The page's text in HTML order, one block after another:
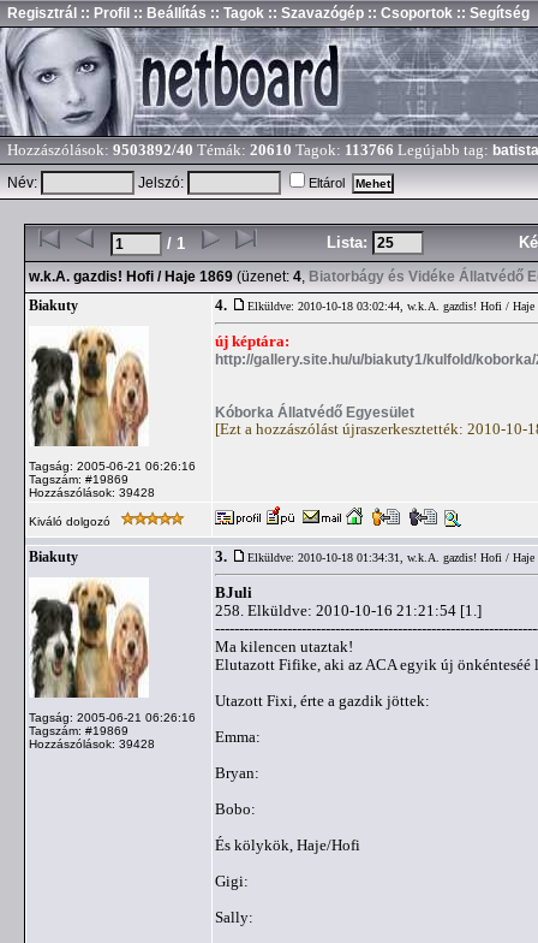
Regisztrál :: Profil :: Beállítás :: Tagok :: Szavazógép :: Csoportok :: Segítség
Hozzászólások: 9503892/40 Témák: 20610 Tagok: 113766 Legújabb tag: batista
Név:
Jelszó: Eltárol
/ 1 Lista:
w.k.A. gazdis! Hofi / Haje 1869 (üzenet: 4, Biatorbágy és Vidéke Állatvédő
Biakuty
Tagság: 2005-06-21 06:26:16
Tagszám: #19869
Hozzászólások: 39428
4. Elküldve: 2010-10-18 03:02:44, w.k.A. gazdis! Hofi / Haje
új képtára:
http://gallery.site.hu/u/biakuty1/kulfold/
Kóborka Állatvédő Egyesület
[Ezt a hozzászólást újraszerkesztették: 2010-10-
Kiváló dolgozó
Biakuty
Tagság: 2005-06-21 06:26:16
Tagszám: #19869
Hozzászólások: 39428
3. Elküldve: 2010-10-18 01:34:31, w.k.A. gazdis! Hofi / Haje
BJuli
258. Elküldve: 2010-10-16 21:21:54 [1.]
Ma kilencen utaztak!
Elutazott Fifike, aki az ACA egyik új önkénteséé
Utazott Fixi, érte a gazdik jöttek:
Emma:
Bryan:
Bobo:
És kölykök, Haje/Hofi
Gigi:
Sally: